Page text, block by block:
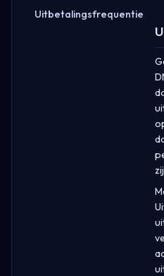
Uitbetalingsfrequentie